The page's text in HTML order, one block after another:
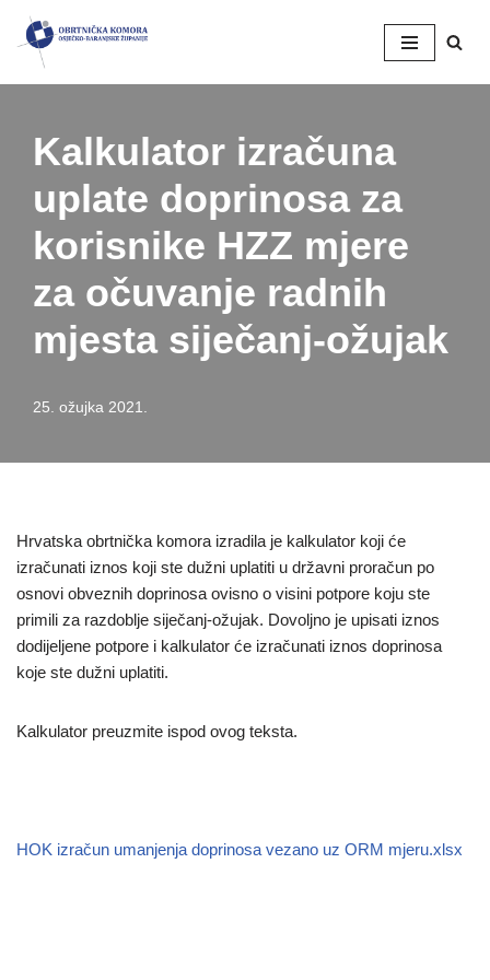
Skip
to
Kalkulator izračuna
uplate doprinosa za
korisnike HZZ mjere
za očuvanje radnih
mjesta siječanj-ožujak
25. ožujka 2021.
Hrvatska obrtnička komora izradila je kalkulator koji će
izračunati iznos koji ste dužni uplatiti u državni proračun po
osnovi obveznih doprinosa ovisno o visini potpore koju ste
primili za razdoblje siječanj-ožujak. Dovoljno je upisati iznos
dodijeljene potpore i kalkulator će izračunati iznos doprinosa
koje ste dužni uplatiti.
Kalkulator preuzmite ispod ovog teksta.
HOK izračun umanjenja doprinosa vezano uz ORM mjeru.xlsx